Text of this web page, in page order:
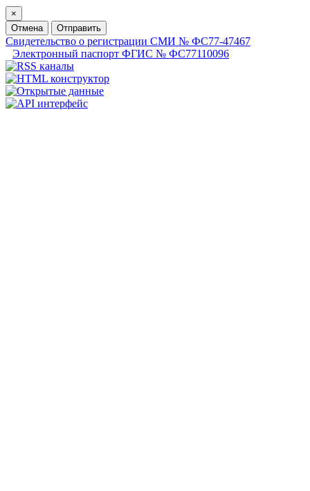
×
Отмена
Отправить
Свидетельство о регистрации СМИ № ФС77-47467
Электронный паспорт ФГИС № ФС77110096